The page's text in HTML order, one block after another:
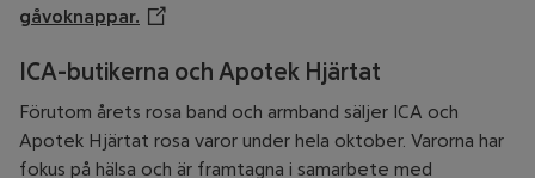
gåvoknappar. Öppnar annan webbplats
ICA-butikerna och Apotek Hjärtat
Förutom årets rosa band och armband säljer ICA och
Apotek Hjärtat rosa varor under hela oktober. Varorna har
fokus på hälsa och är framtagna i samarbete med